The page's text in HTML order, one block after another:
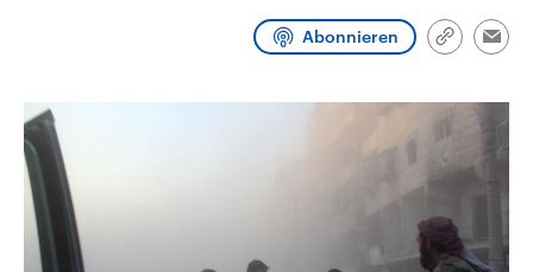
und Kandidaten der anstehenden Abonnieren
Link